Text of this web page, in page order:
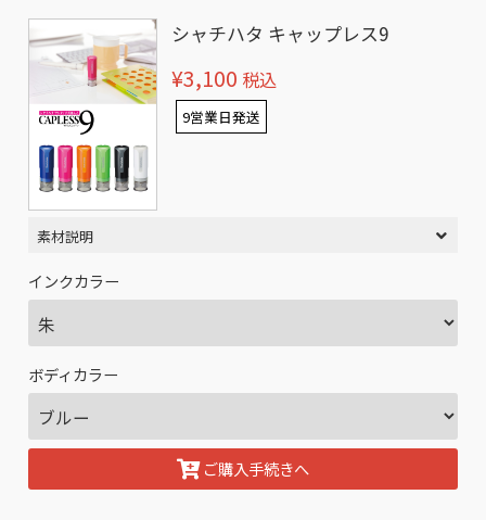
シャチハタ キャップレス9
¥3,100 税込
9営業日発送
素材説明
インクカラー
ボディカラー
ご購入手続きへ